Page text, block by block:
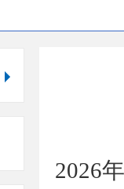
2026